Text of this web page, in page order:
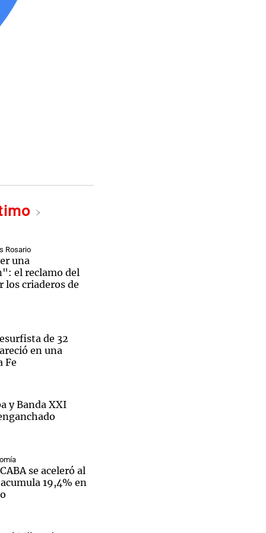
Rosario
una
el reclamo del
los criaderos de
de 32
en una
Fe
y Banda XXI
se aceleró al
19,4% en